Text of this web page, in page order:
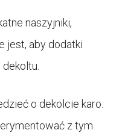
naszyjniki,
jest, aby dodatki
o dekolcie karo.
z tym